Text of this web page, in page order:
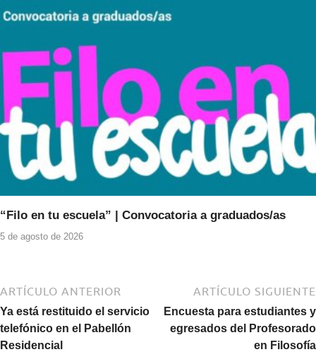
“Filo en tu escuela” | Convocatoria a graduados/as
5 de agosto de 2026
ARTÍCULO ANTERIOR
Ya está restituido el servicio
telefónico en el Pabellón
Residencial
ARTÍCULO SIGUIENTE
Encuesta para estudiantes y
egresados del Profesorado
en Filosofía